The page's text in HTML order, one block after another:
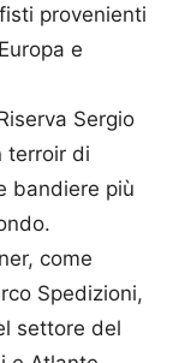
provenienti
e
Sergio
terroir di
bandiere più
come
Spedizioni,
settore del